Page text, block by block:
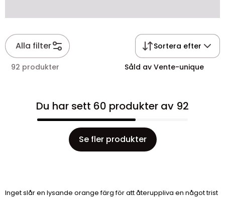
Alla filter Sortera efter
92 produkter Såld av Vente-unique
Du har sett 60 produkter av 92
Se fler produkter
Inget slår en lysande orange färg för att återuppliva en något trist